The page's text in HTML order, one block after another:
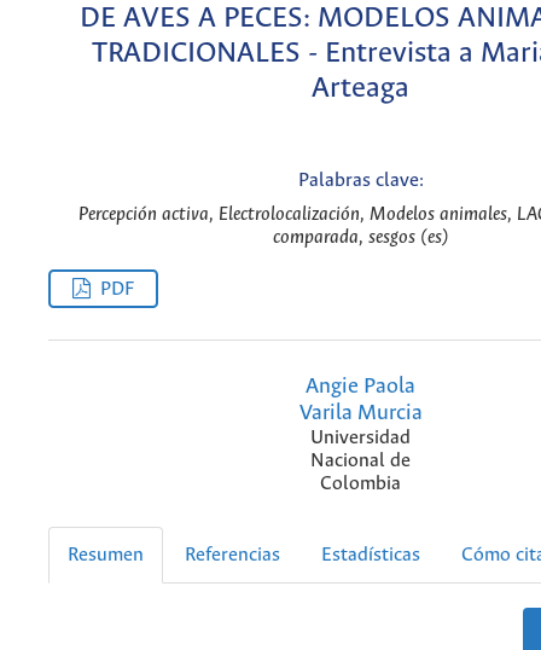
DE AVES A PECES: MODELOS
TRADICIONALES - Entrevista a
Arteaga
Palabras clave:
Percepción activa, Electrolocalización, Modelos animales,
comparada, sesgos (es)
PDF
Angie Paola
Varila Murcia
Universidad
Nacional de
Colombia
Resumen Referencias Estadísticas Cómo